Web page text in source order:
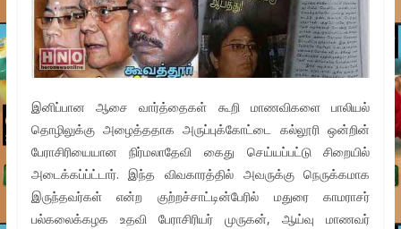
இனிப்பான ஆசை வார்த்தைகள் கூறி மாணவிகளை பாலியல்
தொழிலுக்கு அழைத்ததாக அருப்புக்கோட்டை கல்லூரி ஒன்றின்
பேராசிரியையான நிர்மலாதேவி கைது செய்யப்பட்டு சிறையில்
அடைக்கப்ப்ட்டார். இந்த விவகாரத்தில் அவருக்கு நெருக்கமாக
இருந்தவர்கள் என்ற குற்றச்சாட்டின்பேரில் மதுரை காமராசர்
பல்கலைக்கழக உதவி பேராசிரியர் முருகன், ஆய்வு மாணவர்